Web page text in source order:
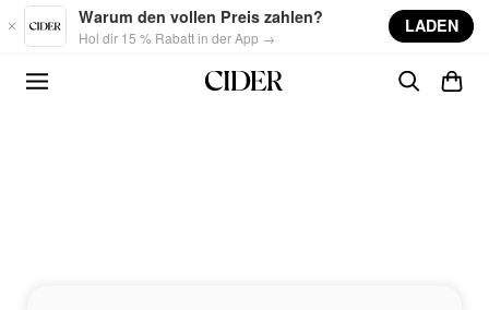
Skip to main content
Warum den vollen Preis zahlen?
Hol dir 15 % Rabatt in der App →
LADEN